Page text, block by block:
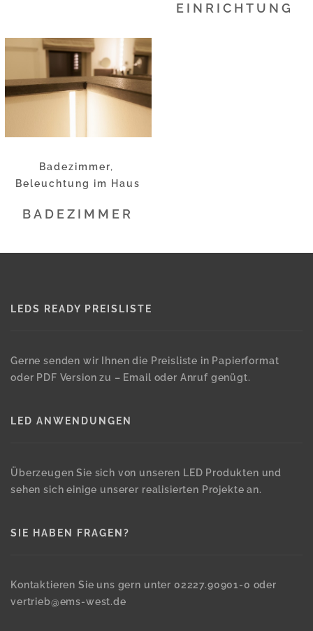
EINRICHTUNG
Badezimmer,
Beleuchtung im Haus
BADEZIMMER
LEDS READY PREISLISTE
Gerne senden wir Ihnen die Preisliste in Papierformat
oder PDF Version zu – Email oder Anruf genügt.
LED ANWENDUNGEN
Überzeugen Sie sich von unseren LED Produkten und
sehen sich einige unserer realisierten Projekte an.
SIE HABEN FRAGEN?
Kontaktieren Sie uns gern unter 02227.90901-0 oder
vertrieb@ems-west.de